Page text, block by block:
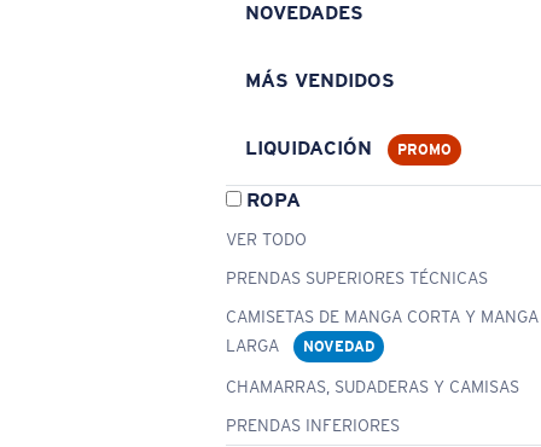
NOVEDADES
MÁS VENDIDOS
LIQUIDACIÓN PROMO
ROPA
VER TODO
PRENDAS SUPERIORES TÉCNICAS
CAMISETAS DE MANGA CORTA Y MANGA
LARGA
NOVEDAD
CHAMARRAS, SUDADERAS Y CAMISAS
PRENDAS INFERIORES